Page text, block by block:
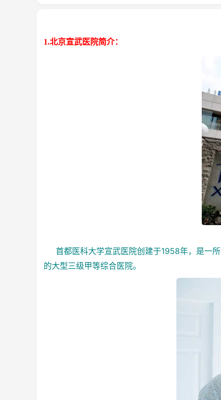
1.北京宣武医院简介：
首都医科大学宣武医院创建于1958年，是一
的大型三级甲等综合医院。